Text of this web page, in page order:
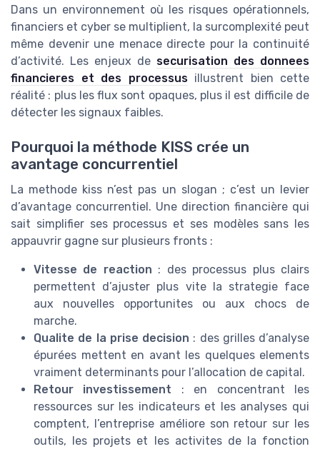
Dans un environnement où les risques opérationnels,
financiers et cyber se multiplient, la surcomplexité peut
même devenir une menace directe pour la continuité
d’activité. Les enjeux de securisation des donnees
financieres et des processusillustrent bien cette
réalité : plus les flux sont opaques, plus il est difficile de
détecter les signaux faibles.
Pourquoi la méthode KISS crée un
avantage concurrentiel
La methode kiss n’est pas un slogan ; c’est un levier
d’avantage concurrentiel. Une direction financière qui
sait simplifier ses processus et ses modèles sans les
appauvrir gagne sur plusieurs fronts :
Vitesse de reaction : des processus plus clairs
permettent d’ajuster plus vite la strategie face
aux nouvelles opportunites ou aux chocs de
marche.
Qualite de la prise decision : des grilles d’analyse
épurées mettent en avant les quelques elements
vraiment determinants pour l’allocation de capital.
Retour investissement : en concentrant les
ressources sur les indicateurs et les analyses qui
comptent, l’entreprise améliore son retour sur les
outils, les projets et les activites de la fonction